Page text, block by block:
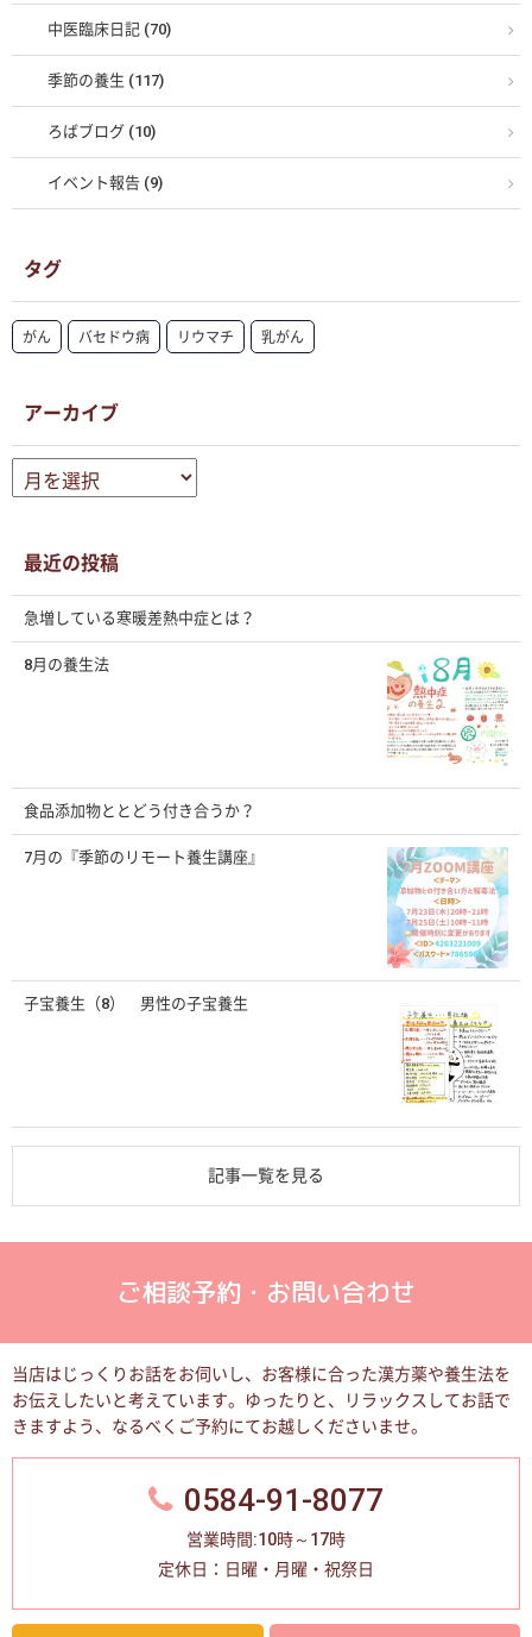
中医臨床日記 (70)
季節の養生 (117)
ろばブログ (10)
イベント報告 (9)
タグ
がん バセドウ病 リウマチ 乳がん
アーカイブ
ー
ブ
最近の投稿
急増している寒暖差熱中症とは？
8月の養生法
食品添加物ととどう付き合うか？
7月の『季節のリモート養生講座』
子宝養生（8） 男性の子宝養生
記事一覧を見る
ご相談予約・お問い合わせ
当店はじっくりお話をお伺いし、お客様に合った漢方薬や養生法を
お伝えしたいと考えています。
ゆったりと、リラックスしてお話で
きますよう、なるべくご予約にてお越しくださいませ。
0584-91-8077
営業時間:10時～17時
定休日：日曜・月曜・祝祭日